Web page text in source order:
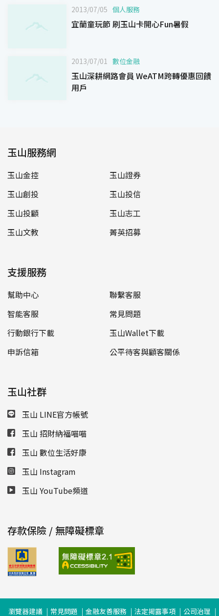
2013/07/05 個人服務
宜蘭童玩節 刷玉山卡開心Fun暑假
2013/07/01 數位金融
玉山深耕網路會員 WeATM跨轉優惠回饋
用戶
玉山服務網
玉山金控
玉山證券
玉山創投
玉山投信
玉山投顧
玉山志工
玉山文教
菁英招募
支援服務
幫助中心
聯繫客服
智能客服
常見問題
行動銀行下載
玉山Wallet下載
申訴信箱
公平待客與顧客關係
玉山社群
玉山 LINE官方帳號
玉山 招財納福喵喵
玉山 數位生活好康
玉山 Instagram
玉山 YouTube頻道
存款保險 / 無障礙標章
瀏覽器建議 常見問題 金融友善服務 法定揭露事項 公司治理